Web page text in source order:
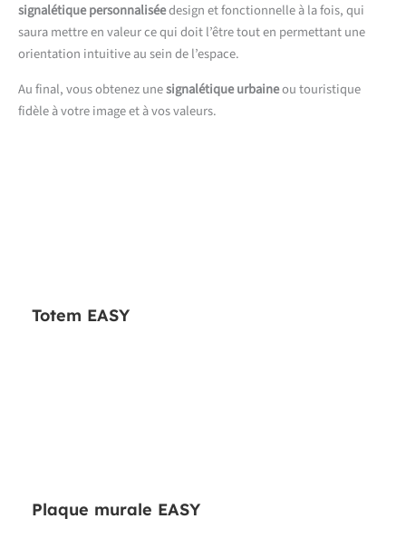
Totem EASY
Plaque murale EASY
signalétique personnaliséedesign et fonctionnelle à la fois, qui
saura mettre en valeur ce qui doit l’être tout en permettant une
orientation intuitive au sein de l’espace.
Au final, vous obtenez unesignalétique urbaineou touristique
fidèle à votre image et à vos valeurs.